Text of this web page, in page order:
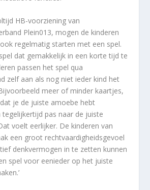
HB-voorziening van
Plein013, mogen de kinderen
regelmatig starten met een spel.
dat gemakkelijk in een korte tijd te
passen het spel qua
zelf aan als nog niet ieder kind het
meer of minder kaartjes,
je de juiste amoebe hebt
tegelijkertijd pas naar de juiste
voelt eerlijker. De kinderen van
een groot rechtvaardigheidsgevoel
denkvermogen in te zetten kunnen
spel voor eenieder op het juiste